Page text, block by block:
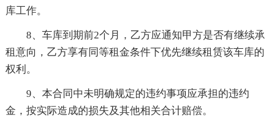
库工作。
8、车库到期前2个月，乙方应通知甲方是否有继续承
租意向，乙方享有同等租金条件下优先继续租赁该车库的
权利。
9、本合同中未明确规定的违约事项应承担的违约
金，按实际造成的损失及其他相关合计赔偿。